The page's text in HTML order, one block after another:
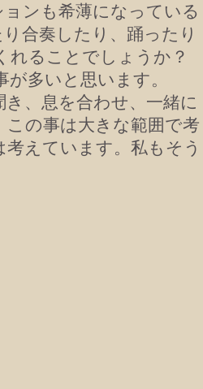
ンも希薄になっている
合奏したり、踊ったり
れることでしょうか？
多いと思います。
、息を合わせ、一緒に
の事は大きな範囲で考
えています。私もそう